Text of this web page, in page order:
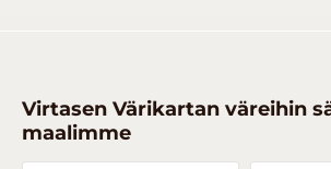
Virtasen Värikartan väreihin
maalimme